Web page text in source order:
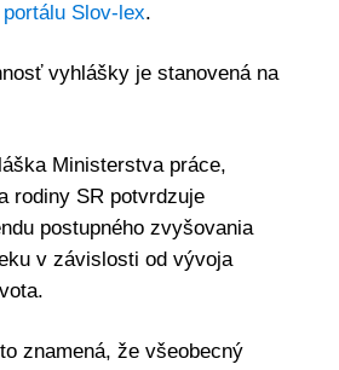
portálu Slov-lex.
vyhlášky je stanovená na
Ministerstva práce,
rodiny SR potvrdzuje
postupného zvyšovania
v závislosti od vývoja
znamená, že všeobecný